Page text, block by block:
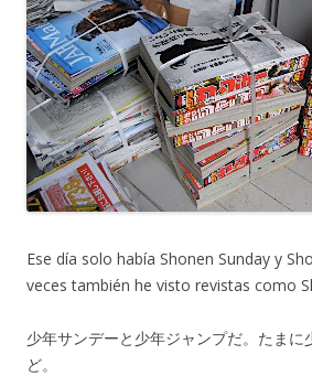
Ese día solo había Shonen Sunday y
veces también he visto revistas como
少年サンデーと少年ジャンプだ。たまに
ど。